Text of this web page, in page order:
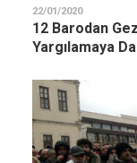
22/01/2020
12 Barodan
Yargılamaya